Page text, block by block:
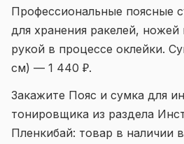
Профессиональные поясные
для хранения ракелей, ножей
рукой в процессе оклейки.
см) — 1 440 ₽.
Закажите Пояс и сумка для
тонировщика из раздела
Пленкибай: товар в наличии